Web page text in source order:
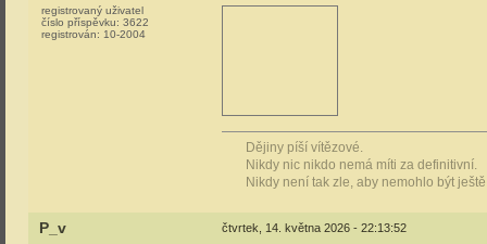
registrovaný uživatel
číslo příspěvku: 3622
registrován: 10-2004
Dějiny píší vítězové.
Nikdy nic nikdo nemá míti za definitivní.
Nikdy není tak zle, aby nemohlo být
P_v čtvrtek, 14. května 2026 - 22:13:52